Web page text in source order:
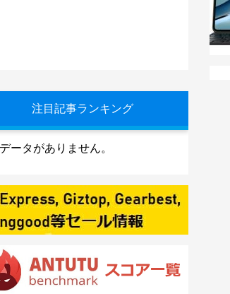
注目記事ランキング
ータがありません。